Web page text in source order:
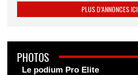
PLUS D’ANNONCES ICI
PHOTOS
Le podium Pro Elite